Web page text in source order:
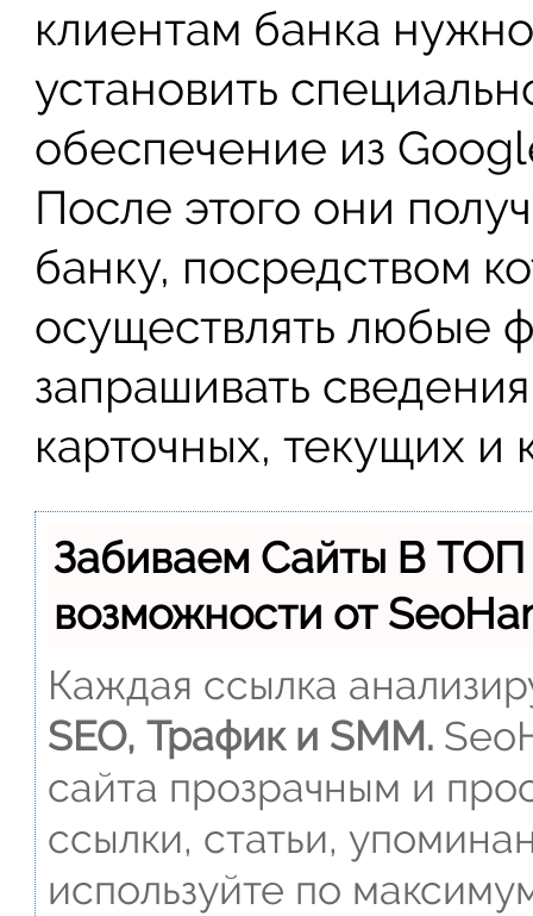
клиентам банка
установить
обеспечение из
После этого они
банку, посредством
осуществлять любые
запрашивать
карточных, текущих и
Забиваем Сайты В
возможности от
Каждая ссылка
SEO, Трафик и SMM.
сайта прозрачным и
ссылки, статьи,
используйте по